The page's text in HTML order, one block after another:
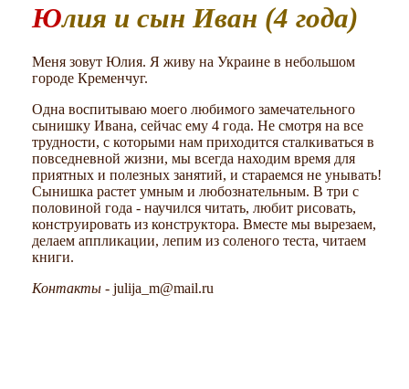
Юлия и сын Иван (4 года)
Меня зовут Юлия. Я живу на Украине в небольшом
городе Кременчуг.
Одна воспитываю моего любимого замечательного
сынишку Ивана, сейчас ему 4 года. Не смотря на все
трудности, с которыми нам приходится сталкиваться в
повседневной жизни, мы всегда находим время для
приятных и полезных занятий, и стараемся не унывать!
Сынишка растет умным и любознательным. В три с
половиной года - научился читать, любит рисовать,
конструировать из конструктора. Вместе мы вырезаем,
делаем аппликации, лепим из соленого теста, читаем
книги.
Контакты - julija_m@mail.ru